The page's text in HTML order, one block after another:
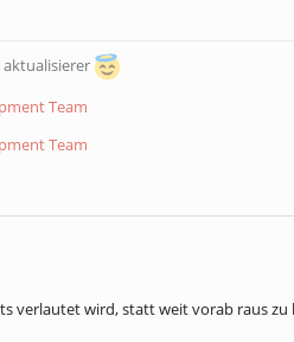
Team
Team
verlautet wird, statt weit vorab raus